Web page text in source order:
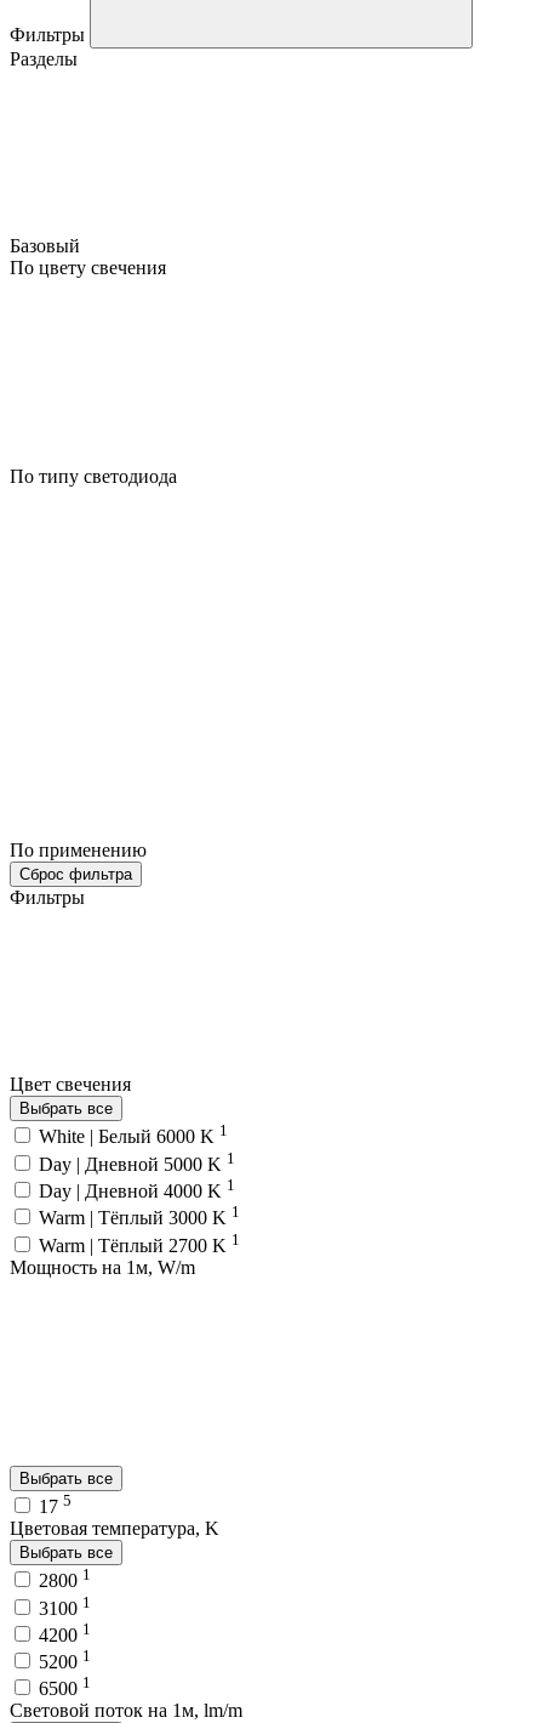
Фильтры
Разделы
Базовый
По цвету свечения
По типу светодиода
По применению
Сброс фильтра
Фильтры
Цвет свечения
Выбрать все
White | Белый 6000 K 1
Day | Дневной 5000 K 1
Day | Дневной 4000 K 1
Warm | Тёплый 3000 K 1
Warm | Тёплый 2700 K 1
Мощность на 1м, W/m
Выбрать все
17 5
Цветовая температура, K
Выбрать все
2800 1
3100 1
4200 1
5200 1
6500 1
Световой поток на 1м, lm/m